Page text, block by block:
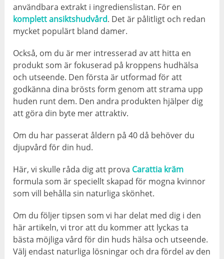
användbara extrakt i ingredienslistan. För en
komplett ansiktshudvård. Det är pålitligt och redan
mycket populärt bland damer.
Också, om du är mer intresserad av att hitta en
produkt som är fokuserad på kroppens hudhälsa
och utseende. Den första är utformad för att
godkänna dina brösts form genom att strama upp
huden runt dem. Den andra produkten hjälper dig
att göra din byte mer attraktiv.
Om du har passerat åldern på 40 då behöver du
djupvård för din hud.
Här, vi skulle råda dig att prova Carattia kräm
formula som är speciellt skapad för mogna kvinnor
som vill behålla sin naturliga skönhet.
Om du följer tipsen som vi har delat med dig i den
här artikeln, vi tror att du kommer att lyckas ta
bästa möjliga vård för din huds hälsa och utseende.
Välj endast naturliga lösningar och dra fördel av den